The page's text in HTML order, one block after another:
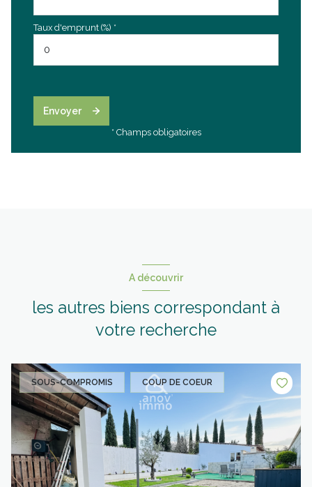
Taux d'emprunt (%) *
Envoyer
* Champs obligatoires
A découvrir
les autres biens correspondant à
votre recherche
SOUS-COMPROMIS COUP DE COEUR